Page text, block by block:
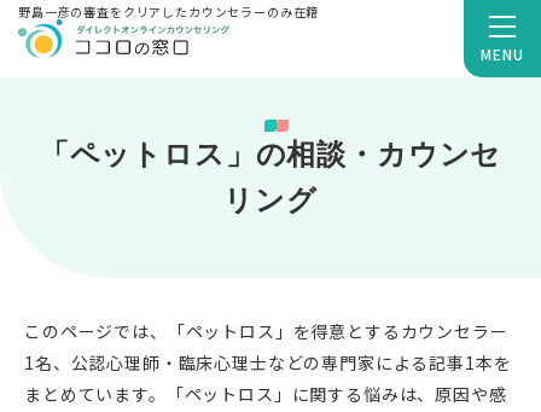
MENU
野島一彦の審査をクリアしたカウンセラーのみ在籍
「ペットロス」の相談・カウンセ
リング
このページでは、「ペットロス」を得意とするカウンセラー
1名、公認心理師・臨床心理士などの専門家による記事1本を
まとめています。「ペットロス」に関する悩みは、原因や感